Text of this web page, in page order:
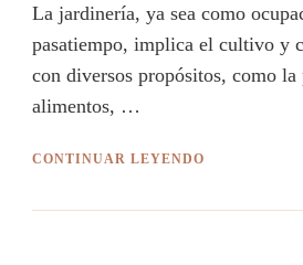
La jardinería, ya sea como
pasatiempo, implica el cultivo y
con diversos propósitos, como la
alimentos, …
CONTINUAR LEYENDO